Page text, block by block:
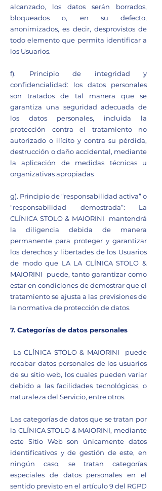
alcanzado, los datos serán borrados,
bloqueados o, en su defecto,
anonimizados, es decir, desprovistos de
todo elemento que permita identificar a
los Usuarios.
f). Principio de integridad y
confidencialidad: los datos personales
son tratados de tal manera que se
garantiza una seguridad adecuada de
los datos personales, incluida la
protección contra el tratamiento no
autorizado o ilícito y contra su pérdida,
destrucción o daño accidental, mediante
la aplicación de medidas técnicas u
organizativas apropiadas
g). Principio de “responsabilidad activa” o
“responsabilidad demostrada”: La
CLÍNICA STOLO & MAIORINI mantendrá
la diligencia debida de manera
permanente para proteger y garantizar
los derechos y libertades de los Usuarios
de modo que LA LA CLÍNICA STOLO &
MAIORINI puede, tanto garantizar como
estar en condiciones de demostrar que el
tratamiento se ajusta a las previsiones de
la normativa de protección de datos.
7. Categorías de datos personales
La CLÍNICA STOLO & MAIORINI puede
recabar datos personales de los usuarios
de su sitio web, los cuales pueden variar
debido a las facilidades tecnológicas, o
naturaleza del Servicio, entre otros.
Las categorías de datos que se tratan por
la CLÍNICA STOLO & MAIORINI, mediante
este Sitio Web son únicamente datos
identificativos y de gestión de este, en
ningún caso, se tratan categorías
especiales de datos personales en el
sentido previsto en el artículo 9 del RGPD